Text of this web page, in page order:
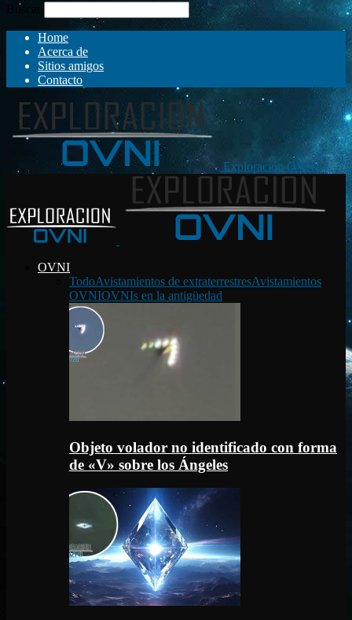
Buscar
Home
Acerca de
Sitios amigos
Contacto
Exploración OVNI
OVNI
TodoAvistamientos de extraterrestresAvistamientos
OVNIOVNIs en la antigüedad
Objeto volador no identificado con forma
de «V» sobre los Ángeles